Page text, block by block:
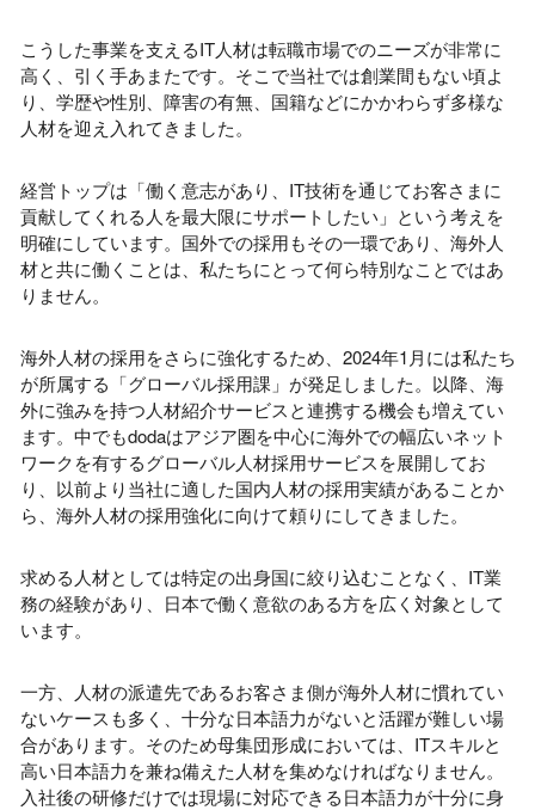
こうした事業を支えるIT人材は転職市場でのニーズが非常に
高く、引く手あまたです。そこで当社では創業間もない頃よ
り、学歴や性別、障害の有無、国籍などにかかわらず多様な
人材を迎え入れてきました。
経営トップは「働く意志があり、IT技術を通じてお客さまに
貢献してくれる人を最大限にサポートしたい」という考えを
明確にしています。国外での採用もその一環であり、海外人
材と共に働くことは、私たちにとって何ら特別なことではあ
りません。
海外人材の採用をさらに強化するため、2024年1月には私たち
が所属する「グローバル採用課」が発足しました。以降、海
外に強みを持つ人材紹介サービスと連携する機会も増えてい
ます。中でもdodaはアジア圏を中心に海外での幅広いネット
ワークを有するグローバル人材採用サービスを展開してお
り、以前より当社に適した国内人材の採用実績があることか
ら、海外人材の採用強化に向けて頼りにしてきました。
求める人材としては特定の出身国に絞り込むことなく、IT業
務の経験があり、日本で働く意欲のある方を広く対象として
います。
一方、人材の派遣先であるお客さま側が海外人材に慣れてい
ないケースも多く、十分な日本語力がないと活躍が難しい場
合があります。そのため母集団形成においては、ITスキルと
高い日本語力を兼ね備えた人材を集めなければなりません。
入社後の研修だけでは現場に対応できる日本語力が十分に身